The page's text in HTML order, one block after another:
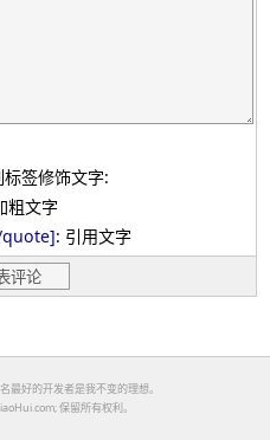
签修饰文字:
粗文字
: 引用文字
最好的开发者是我不变的理想。
保留所有权利。